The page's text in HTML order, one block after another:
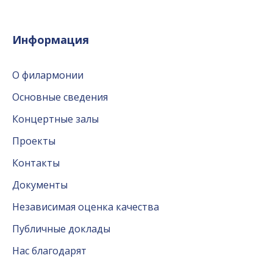
Информация
О филармонии
Основные сведения
Концертные залы
Проекты
Контакты
Документы
Независимая оценка качества
Публичные доклады
Нас благодарят